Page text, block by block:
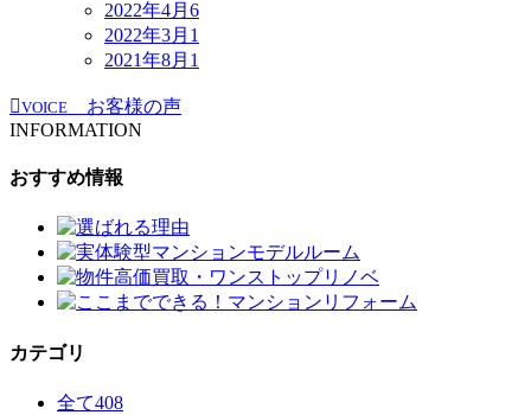
2022年4月 6
2022年3月 1
2021年8月 1
VOICE
お客様の声
INFORMATION
おすすめ情報
カテゴリ
全て408